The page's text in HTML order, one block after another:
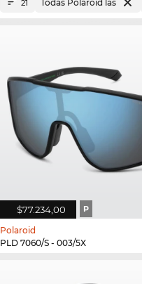
21 Todas Polaroid las
$77.234,00 P
Polaroid
PLD 7060/S - 003/5X